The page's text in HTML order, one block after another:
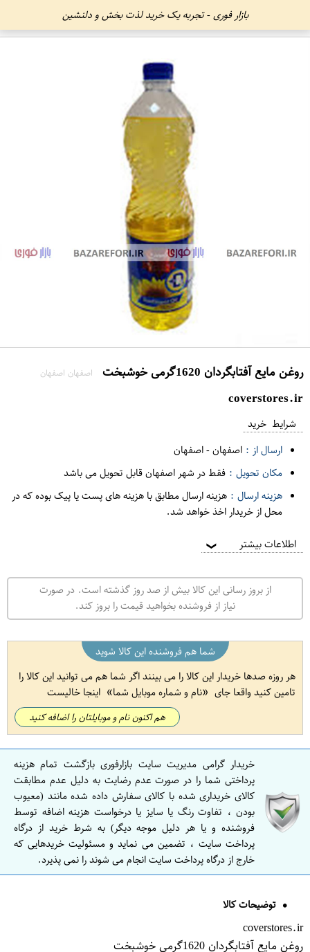
بازار فوری - تجربه یک خرید لذت بخش و دلنشین
روغن مايع آفتابگردان 1620گرمی خوشبخت اصفهان اصفهان
coverstores.ir
شرایط خرید
ارسال از : اصفهان-اصفهان
مکان تحویل : فقط در شهر اصفهان قابل تحویل می باشد
هزینه ارسال : هزینه ارسال مطابق با هزینه های پست یا پیک بوده که در
محل از خریدار اخذ خواهد شد.
اطلاعات بیشتر ❯
از بروز رسانی این کالا بیش از صد روز گذشته است. در صورت
نیاز از فروشنده بخواهید قیمت را بروز کند.
شما هم فروشنده این کالا شوید
هر روزه صدها خریدار این کالا را می بینند اگر شما هم می توانید این کالا را
تامین کنید واقعا جای
نام و شماره موبایل شما اینجا خالیست
هم اکنون نام و موبایلتان را اضافه کنید
خریدار گرامی مدیریت سایت بازارفوری بازگشت تمام هزینه
پرداختی شما را در صورت عدم رضایت به دلیل عدم مطابقت
کالای خریداری شده با کالای سفارش داده شده مانند (معیوب
بودن ، تفاوت رنگ یا سایز یا درخواست هزینه اضافه توسط
فروشنده و یا هر دلیل موجه دیگر) به شرط خرید از درگاه
پرداخت سایت ، تضمین می نماید و مسئولیت خریدهایی که
خارج از درگاه پرداخت سایت انجام می شوند را نمی پذیرد.
توضیحات کالا
coverstores.ir
روغن مایع آفتابگردان 1620گرمی خوشبخت